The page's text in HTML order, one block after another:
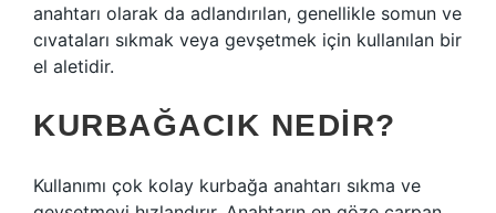
anahtarı olarak da adlandırılan, genellikle somun ve
cıvataları sıkmak veya gevşetmek için kullanılan bir
el aletidir.
KURBAĞACIK NEDIR?
Kullanımı çok kolay kurbağa anahtarı sıkma ve